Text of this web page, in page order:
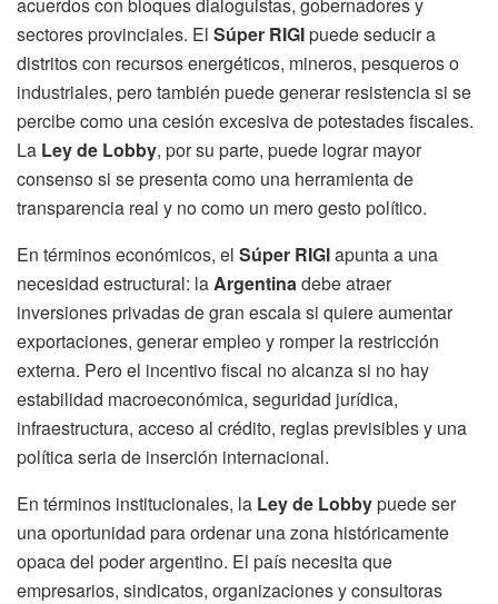
sectores provinciales. El Súper RIGIpuede seducir a
distritos con recursos energéticos, mineros, pesqueros o
industriales, pero también puede generar resistencia si se
percibe como una cesión excesiva de potestades fiscales.
La Ley de Lobby, por su parte, puede lograr mayor
consenso si se presenta como una herramienta de
transparencia real y no como un mero gesto político.
En términos económicos, el Súper RIGIapunta a una
necesidad estructural: laArgentinadebe atraer
inversiones privadas de gran escala si quiere aumentar
exportaciones, generar empleo y romper la restricción
externa. Pero el incentivo fiscal no alcanza si no hay
estabilidad macroeconómica, seguridad jurídica,
infraestructura, acceso al crédito, reglas previsibles y una
política seria de inserción internacional.
En términos institucionales, la Ley de Lobbypuede ser
una oportunidad para ordenar una zona históricamente
opaca del poder argentino. El país necesita que
empresarios, sindicatos, organizaciones y consultoras